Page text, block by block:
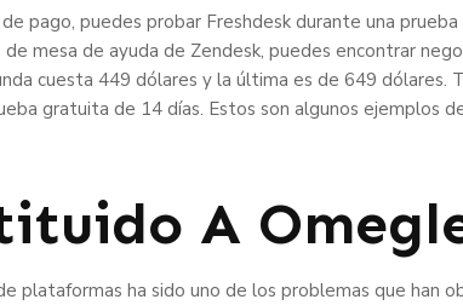
pago, puedes probar Freshdesk durante una
mesa de ayuda de Zendesk, puedes encontrar
cuesta 449 dólares y la última es de 649 dólares.
gratuita de 14 días. Estos son algunos ejemplos
A
ha sido uno de los problemas que han